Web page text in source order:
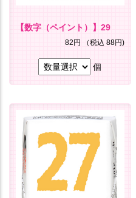
【数字（ペイント）】29
82円 （税込 88円)
個